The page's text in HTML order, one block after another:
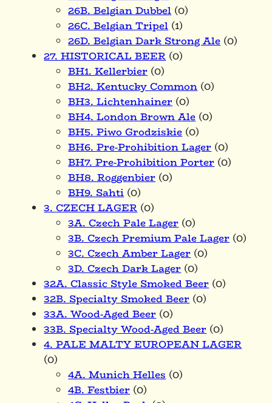
26B. Belgian Dubbel(0)
26C. Belgian Tripel(1)
26D. Belgian Dark Strong Ale(0)
27. HISTORICAL BEER(0)
BH1. Kellerbier(0)
BH2. Kentucky Common(0)
BH3. Lichtenhainer(0)
BH4. London Brown Ale(0)
BH5. Piwo Grodziskie(0)
BH6. Pre-Prohibition Lager(0)
BH7. Pre-Prohibition Porter(0)
BH8. Roggenbier(0)
BH9. Sahti(0)
3. CZECH LAGER(0)
3A. Czech Pale Lager(0)
3B. Czech Premium Pale Lager(0)
3C. Czech Amber Lager(0)
3D. Czech Dark Lager(0)
32A. Classic Style Smoked Beer(0)
32B. Specialty Smoked Beer(0)
33A. Wood-Aged Beer(0)
33B. Specialty Wood-Aged Beer(0)
4. PALE MALTY EUROPEAN LAGER
(0)
4A. Munich Helles(0)
4B. Festbier(0)